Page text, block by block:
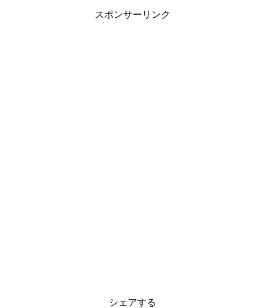
スポンサーリンク
シェアする